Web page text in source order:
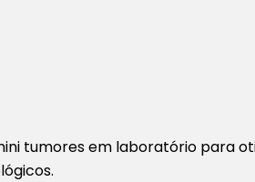
tumores em laboratório para